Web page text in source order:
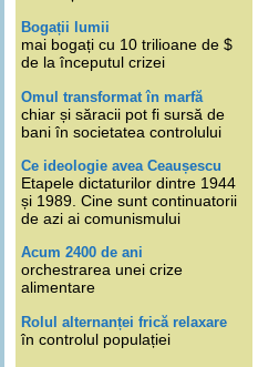
Bogații lumii
mai bogați cu 10 trilioane de $
de la începutul crizei
Omul transformat în marfă
chiar și săracii pot fi sursă de
bani în societatea controlului
Ce ideologie avea Ceaușescu
Etapele dictaturilor dintre 1944
și 1989. Cine sunt continuatorii
de azi ai comunismului
Acum 2400 de ani
orchestrarea unei crize
alimentare
Rolul alternanței frică relaxare
în controlul populației